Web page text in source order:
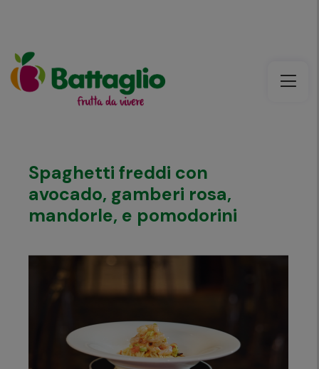
Spaghetti freddi con
avocado, gamberi rosa,
mandorle, e pomodorini